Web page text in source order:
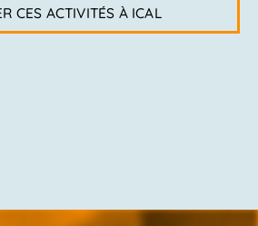
CES ACTIVITÉS À ICAL